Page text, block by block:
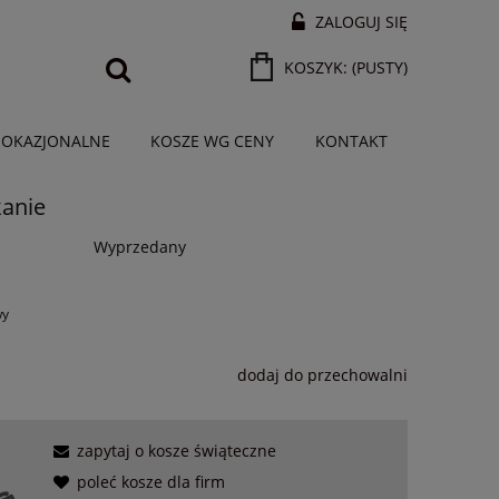
ZALOGUJ SIĘ
KOSZYK: (PUSTY)
KOSZE WG CENY
KONTAKT
Wyprzedany
dodaj do przechowalni
zapytaj o kosze świąteczne
poleć kosze dla firm